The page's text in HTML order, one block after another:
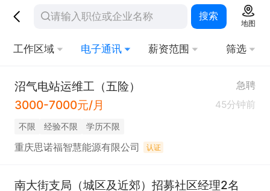
搜索
地图
工作区域 电子通讯 薪资范围 筛选
沼气电站运维工（五险） 急聘
3000-7000元/月 45分钟前
不限 经验不限 学历不限
重庆思诺福智慧能源有限公司 认证
南大街支局（城区及近郊）招募社区经理2名